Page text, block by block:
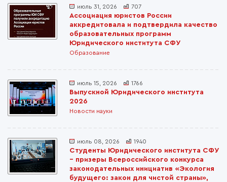
июль 31, 2026 707
Ассоциация юристов России
аккредитовала и подтвердила качество
образовательных программ
Юридического института СФУ
Образование
июль 15, 2026 1766
Выпускной Юридического института
2026
Новости науки
июль 08, 2026 1940
Студенты Юридического института СФУ
– призеры Всероссийского конкурса
законодательных инициатив «Экология
будущего: закон для чистой страны»,